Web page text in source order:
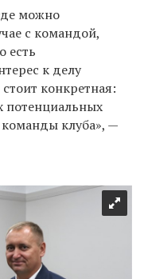
можно
с командой,
есть
к делу
стоит конкретная:
потенциальных
клуба», —